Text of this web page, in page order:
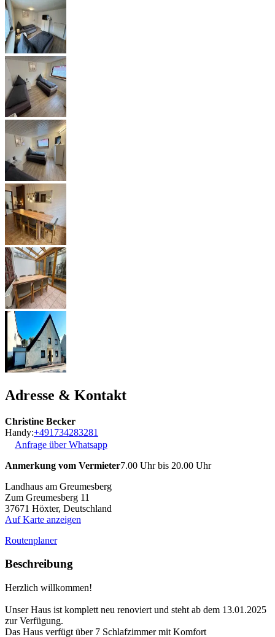
Adresse & Kontakt
Christine Becker
Handy:+491734283281
Anfrage über Whatsapp
Anmerkung vom Vermieter7.00 Uhr bis 20.00 Uhr
Landhaus am Greumesberg
Zum Greumesberg 11
37671 Höxter, Deutschland
Auf Karte anzeigen
Routenplaner
Beschreibung
Herzlich willkommen!
Unser Haus ist komplett neu renoviert und steht ab dem 13.01.2025
zur Verfügung.
Das Haus verfügt über 7 Schlafzimmer mit Komfort